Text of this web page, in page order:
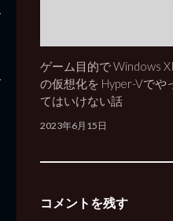
ゲーム目的で Windows
の仮想化を Hyper-Vでや
てはいけない話
2023年6月15日
コメントを残す